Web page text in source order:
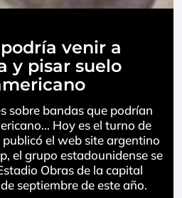
venir a
y pisar suelo
sobre bandas que podrían
Hoy es el turno de
el web site argentino
el grupo estadounidense se
Obras de la capital
septiembre de este año.